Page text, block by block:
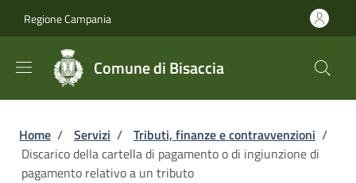
Regione Campania
Comune di Bisaccia
Briciole di pane
Home / Servizi / Tributi, finanze e contravvenzioni /
Discarico della cartella di pagamento o di ingiunzione di
pagamento relativo a un tributo